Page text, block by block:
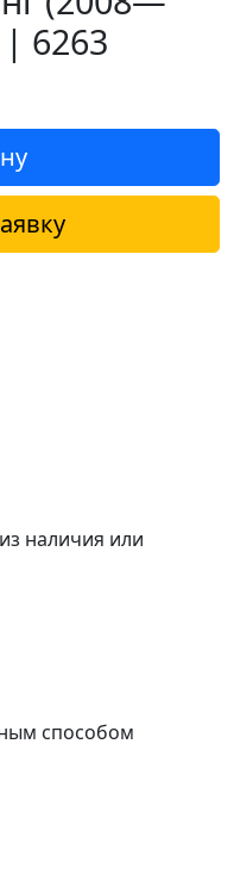
| 6263
наличия или
способом